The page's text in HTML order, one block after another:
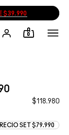
$39.990
0
$118.980
SET $79.990